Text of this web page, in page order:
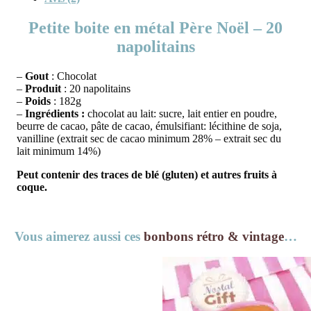
Petite boite en métal Père Noël – 20
napolitains
– Gout : Chocolat
– Produit : 20 napolitains
– Poids : 182g
– Ingrédients : chocolat au lait: sucre, lait entier en poudre,
beurre de cacao, pâte de cacao, émulsifiant: lécithine de soja,
vanilline (extrait sec de cacao minimum 28% – extrait sec du
lait minimum 14%)
Peut contenir des traces de blé (gluten) et autres fruits à
coque.
Vous aimerez aussi ces bonbons rétro & vintage…